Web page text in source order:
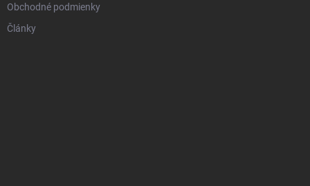
Obchodné podmienky
Články